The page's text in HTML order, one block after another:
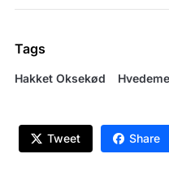
Tags
Hakket Oksekød
Tweet Share